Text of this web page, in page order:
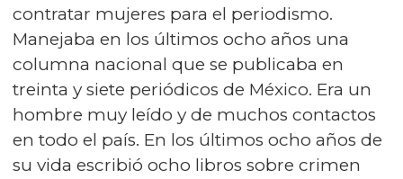
contratar mujeres para el periodismo.
Manejaba en los últimos ocho años una
columna nacional que se publicaba en
treinta y siete periódicos de México. Era un
hombre muy leído y de muchos contactos
en todo el país. En los últimos ocho años de
su vida escribió ocho libros sobre crimen